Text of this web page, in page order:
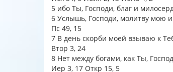
5 ибо Ты, Господи, благ и
6 Услышь, Господи, молитву мою
Пс 49, 15
7 В день скорби моей взываю к
Втор 3, 24
8 Нет между богами, как Ты,
Иер 3, 17 Откр 15, 5